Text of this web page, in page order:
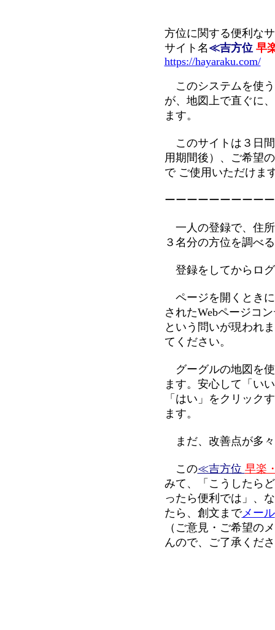
方位に関する便利な
サイト名≪吉方位 早
https://hayaraku.com/
このシステムを使
が、地図上で直ぐに
ます。
このサイトは３日
用期間後）、ご希望
で ご使用いただけま
ーーーーーーーーー
一人の登録で、住
３名分の方位を調べ
登録をしてからロ
ページを開くとき
されたWebページコ
という問いが現われ
てください。
グーグルの地図を
ます。安心して「い
「はい」をクリック
ます。
まだ、改善点が多
この≪吉方位 早楽
みて、「こうしたら
ったら便利では」、
たら、創文までメール
（ご意見・ご希望の
んので、ご了承くだ